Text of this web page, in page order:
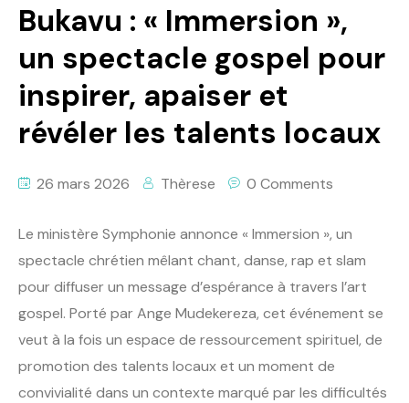
Bukavu : « Immersion »,
un spectacle gospel pour
inspirer, apaiser et
révéler les talents locaux
26 mars 2026 Thèrese 0 Comments
Le ministère Symphonie annonce « Immersion », un
spectacle chrétien mêlant chant, danse, rap et slam
pour diffuser un message d’espérance à travers l’art
gospel. Porté par Ange Mudekereza, cet événement se
veut à la fois un espace de ressourcement spirituel, de
promotion des talents locaux et un moment de
convivialité dans un contexte marqué par les difficultés